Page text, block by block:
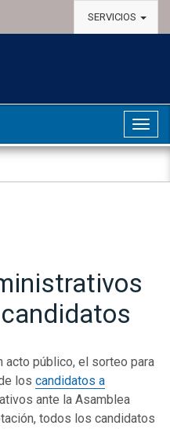
SERVICIOS
acto público, el sorteo para
los candidatos a
ante la Asamblea
todos los candidatos